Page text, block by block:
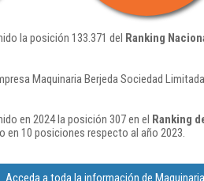
la posición 133.371 del Ranking
Maquinaria Berjeda Sociedad
en 2024 la posición 307 en el Ranking
en 10 posiciones respecto al año 2023.
Acceda a toda la información de